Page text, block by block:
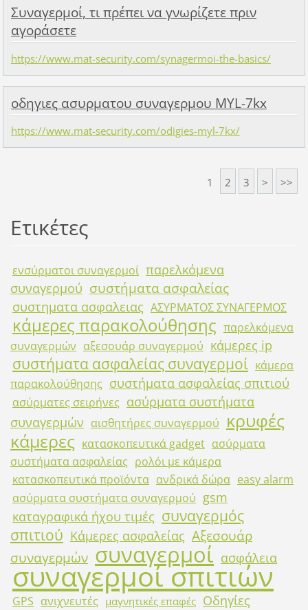
Συναγερμοί, τι πρέπει να γνωρίζετε πριν
αγοράσετε
https://www.mat-security.com/synagermoi-the-basics/
οδηγιες ασυρματου συναγερμου MYL-7kx
https://www.mat-security.com/odigies-myl-7kx/
1 2 3 > >>
Ετικέτες
ενσύρματοι συναγερμοί παρελκόμενα
συναγερμού συστήματα ασφαλείας
συστηματα ασφαλειας ΑΣΥΡΜΑΤΟΣ ΣΥΝΑΓΕΡΜΟΣ
κάμερες παρακολούθησης παρελκόμενα
συναγερμών αξεσουάρ συναγερμού κάμερες ip
συστήματα ασφαλείας συναγερμοί κάμερα
παρακολούθησης συστήματα ασφαλείας σπιτιού
ασύρματες σειρήνες ασύρματα συστήματα
συναγερμών αισθητήρες συναγερμού κρυφές
κάμερες κατασκοπευτικά gadget ασύρματα
συστήματα ασφαλείας ρολόι με κάμερα
κατασκοπευτικά προϊόντα ανδρικά δώρα easy alarm
ασύρματα συστήματα συναγερμού gsm
καταγραφικά ήχου τιμές συναγερμός
σπιτιού Κάμερες ασφαλείας Αξεσουάρ
συναγερμών συναγερμοί ασφάλεια
συναγερμοί σπιτιών
GPS ανιχνευτές μαγνητικές επαφές Οδηγίες